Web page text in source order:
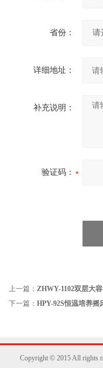
省份：
详细地址：
补充说明：
验证码：
上一篇： ZHWY-1102双层大
下一篇： HPY-92S恒温培养摇
Copyright © 2015 All rights